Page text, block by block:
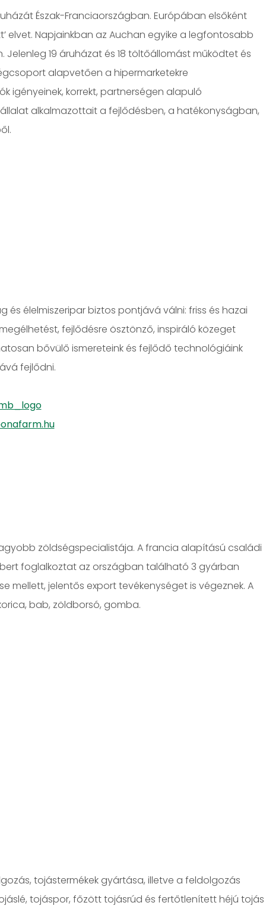
Észak-Franciaországban. Európában elsőként
elvet. Napjainkban az Auchan egyike a legfontosabb
19 áruházat és 18 töltőállomást működtet és
alapvetően a hipermarketekre
igényeinek, korrekt, partnerségen alapuló
alkalmazottait a fejlődésben, a hatékonyságban,
élelmiszeripar biztos pontjává válni: friss és hazai
fejlődésre ösztönző, inspiráló közeget
bővülő ismereteink és fejlődő technológiáink
fejlődni.
zöldségspecialistája. A francia alapítású családi
foglalkoztat az országban található 3 gyárban
mellett, jelentős export tevékenységet is végeznek. A
bab, zöldborsó, gomba.
tojástermékek gyártása, illetve a feldolgozás
tojáspor, főzött tojásrúd és fertőtlenített héjú tojás